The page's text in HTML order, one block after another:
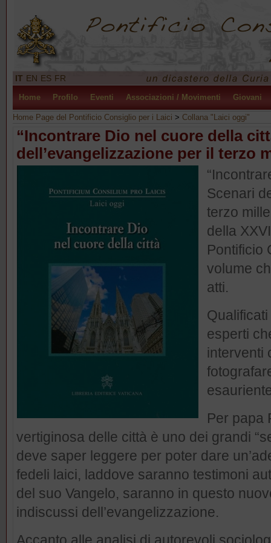
IT EN ES FR
Home Profilo Eventi Associazioni / Movimenti Giovani
Home Page del Pontificio Consiglio per i Laici > Collana "Laici oggi"
“Incontrare Dio nel cuore della
dell’evangelizzazione per il terzo
Scenari
terzo
della
Pontificio
volume
atti.
esperti
interventi
Per papa
vertiginosa delle città è uno dei grandi
deve saper leggere per poter dare
fedeli laici, laddove saranno testimoni
del suo Vangelo, saranno in questo
indiscussi dell’evangelizzazione.